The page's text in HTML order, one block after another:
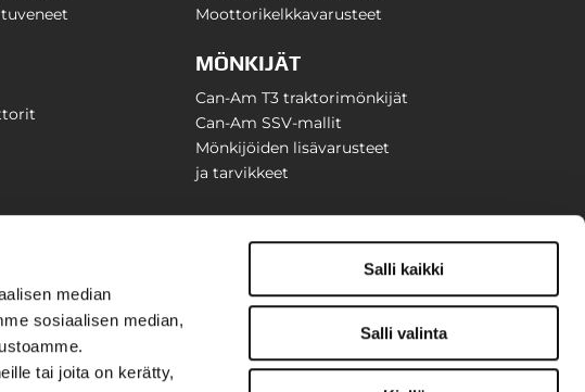
median
sosiaalisen median,
tai joita on kerätty,
Salli kaikki
Salli valinta
Moottorikelkkavarusteet
MÖNKIJÄT
Can-Am T3 traktorimönkijät
Can-Am SSV-mallit
Mönkijöiden lisävarusteet
ja tarvikkeet